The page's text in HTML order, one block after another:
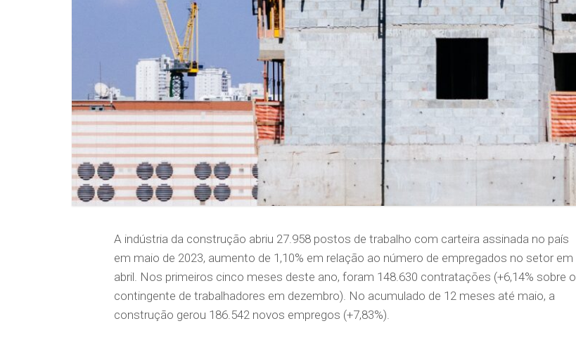
A indústria da construção abriu 27.958 postos de trabalho com carteira assinada no país
em maio de 2023, aumento de 1,10% em relação ao número de empregados no setor em
abril. Nos primeiros cinco meses deste ano, foram 148.630 contratações (+6,14% sobre o
contingente de trabalhadores em dezembro). No acumulado de 12 meses até maio, a
construção gerou 186.542 novos empregos (+7,83%).